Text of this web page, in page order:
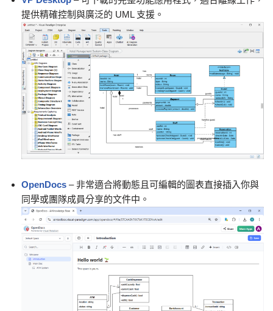
提供精確控制與廣泛的 UML 支援。
OpenDocs – 非常適合將動態且可編輯的圖表直接插入你與
同學或團隊成員分享的文件中。